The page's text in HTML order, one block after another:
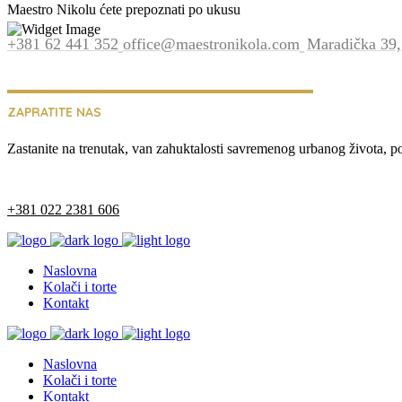
Maestro Nikolu ćete prepoznati po ukusu
+381 62 441 352 office@maestronikola.com Maradička
ZAPRATITE NAS
Zastanite na trenutak, van zahuktalosti savremenog urbanog života,
+381 022 2381 606
Naslovna
Kolači i torte
Kontakt
Naslovna
Kolači i torte
Kontakt